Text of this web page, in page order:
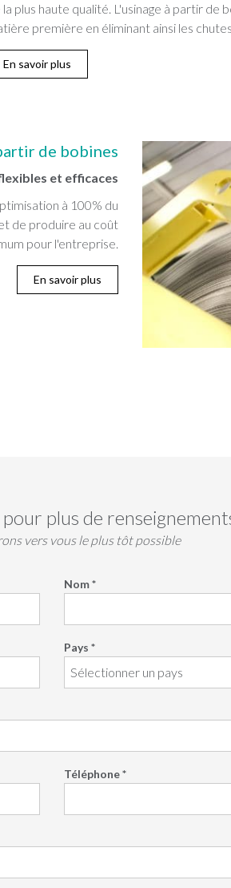
la plus haute qualité. L'usinage à partir
première en éliminant ainsi les
En savoir plus
de bobines
et efficaces
à 100% du
de produire au coût
pour l'entreprise.
En savoir plus
plus de
vers vous le plus tôt possible
Nom *
Pays *
Téléphone *